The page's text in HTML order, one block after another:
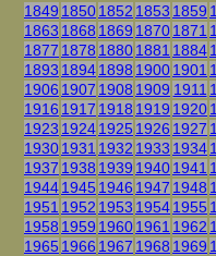
1849 18501852 1853 1859
1863 1868 1869 18701871
1877 1878 18801881 1884
1893 18941898 19001901
1906 1907 1908 1909 1911
1916 1917 1918 1919 1920
1923 19241925 1926 1927
19301931 1932 1933 1934
1937 1938 1939 19401941
19441945 1946 1947 1948
1951 1952 1953 19541955
1958 1959 19601961 1962
1965 1966 1967 1968 1969